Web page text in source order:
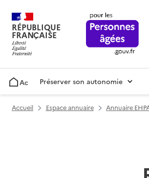
RÉPUBLIQUE
FRANÇAISE
AccueilPréserver son autonomie
Accueil Espace annuaire Annuaire